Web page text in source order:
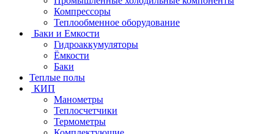
Компрессоры
Теплообменное оборудование
Баки и Емкости
Гидроаккумуляторы
Ёмкости
Баки
Теплые полы
КИП
Манометры
Теплосчетчики
Термометры